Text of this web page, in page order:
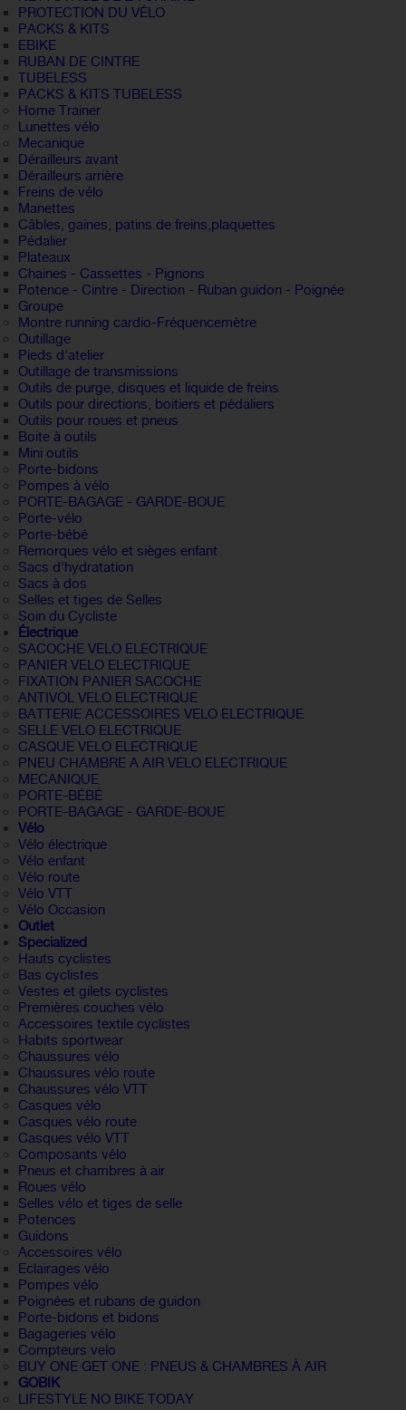
PROTECTION DU VÉLO
PACKS & KITS
EBIKE
RUBAN DE CINTRE
TUBELESS
PACKS & KITS TUBELESS
Home Trainer
Lunettes vélo
Mecanique
Dérailleurs avant
Dérailleurs arrière
Freins de vélo
Manettes
Câbles, gaines, patins de freins,plaquettes
Pédalier
Plateaux
Chaines - Cassettes - Pignons
Potence - Cintre - Direction - Ruban guidon - Poignée
Groupe
Montre running cardio-Fréquencemètre
Outillage
Pieds d'atelier
Outillage de transmissions
Outils de purge, disques et liquide de freins
Outils pour directions, boitiers et pédaliers
Outils pour roues et pneus
Boite à outils
Mini outils
Porte-bidons
Pompes à vélo
PORTE-BAGAGE - GARDE-BOUE
Porte-vélo
Porte-bébé
Remorques vélo et sièges enfant
Sacs d'hydratation
Sacs à dos
Selles et tiges de Selles
Soin du Cycliste
Électrique
SACOCHE VELO ELECTRIQUE
PANIER VELO ELECTRIQUE
FIXATION PANIER SACOCHE
ANTIVOL VELO ELECTRIQUE
BATTERIE ACCESSOIRES VELO ELECTRIQUE
SELLE VELO ELECTRIQUE
CASQUE VELO ELECTRIQUE
PNEU CHAMBRE A AIR VELO ELECTRIQUE
MECANIQUE
PORTE-BÉBÉ
PORTE-BAGAGE - GARDE-BOUE
Vélo
Vélo électrique
Vélo enfant
Vélo route
Vélo VTT
Vélo Occasion
Outlet
Specialized
Hauts cyclistes
Bas cyclistes
Vestes et gilets cyclistes
Premières couches vélo
Accessoires textile cyclistes
Habits sportwear
Chaussures vélo
Chaussures vélo route
Chaussures vélo VTT
Casques vélo
Casques vélo route
Casques vélo VTT
Composants vélo
Pneus et chambres à air
Roues vélo
Selles vélo et tiges de selle
Potences
Guidons
Accessoires vélo
Eclairages vélo
Pompes vélo
Poignées et rubans de guidon
Porte-bidons et bidons
Bagageries vélo
Compteurs velo
BUY ONE GET ONE : PNEUS & CHAMBRES À AIR
GOBIK
LIFESTYLE NO BIKE TODAY